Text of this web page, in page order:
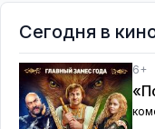
Сегодня в
6+